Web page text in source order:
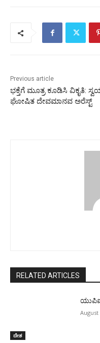
Previous article
ಭಕ್ತೆಗೆ ಮೂತ್ರ ಕೂಡಿಸಿ ವಿಕೃತಿ:
ಘೋಷಿತ ದೇವಮಾನವ ಅರೆಸ್ಟ್
RELATED ARTICLES
ದೇಶ
ಯುಪಿಐ
August